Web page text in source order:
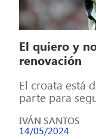
El quiero y
renovación
El croata está
parte para
IVÁN SANTOS
14/05/2024